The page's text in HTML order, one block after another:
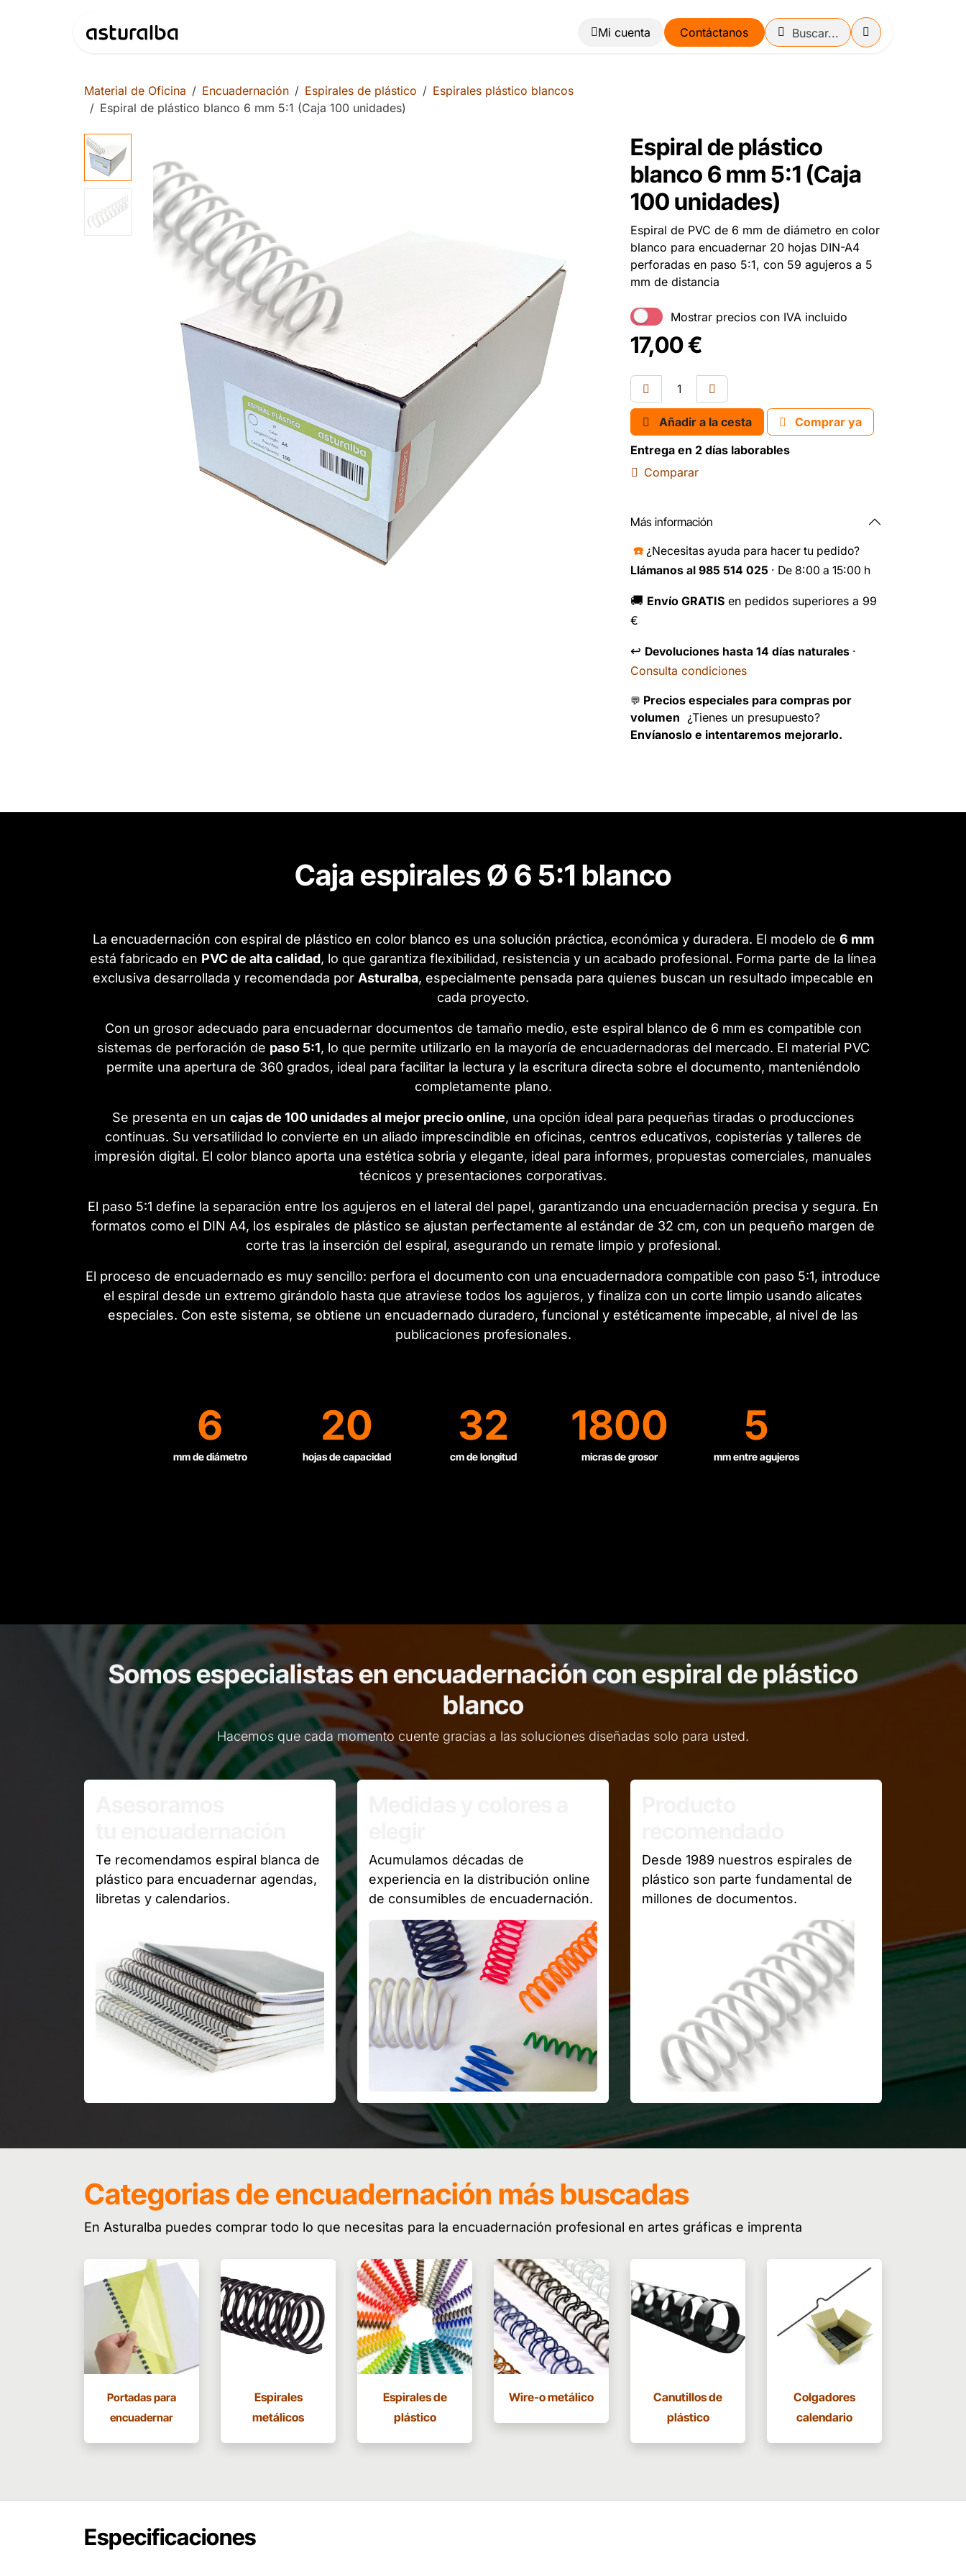
Blog Contáctanos
Material de Oficina Encuadernación Espirales de plástico
Espirales plástico blancos
Espiral de plástico blanco 6 mm 5:1 (Caja 100 unidades)
Espiral de plástico
blanco 6 mm 5:1 (Caja
100 unidades)
Espiral de PVC de 6 mm de diámetro en color
blanco para encuadernar 20 hojas DIN-A4
perforadas en paso 5:1, con 59 agujeros a 5
mm de distancia
Mostrar precios con IVA incluido
17,00€
Añadir a la cesta
Comprar ya
Entrega en 2 días laborables
Comparar
Más información
☎️ ¿Necesitas ayuda para hacer tu pedido?
Llámanos al 985 514 025 · De 8:00 a 15:00 h
🚚 Envío GRATIS en pedidos superiores a 99
€
↩️ Devoluciones hasta 14 días naturales ·
Consulta condiciones
💬 Precios especiales para compras por
volumen ¿Tienes un presupuesto?
Envíanoslo e intentaremos mejorarlo.
Caja espirales Ø 6 5:1 blanco
La encuadernación con espiral de plástico en color blanco es una solución práctica, económica y duradera. El modelo de 6 mm
está fabricado en PVC de alta calidad, lo que garantiza flexibilidad, resistencia y un acabado profesional. Forma parte de la línea
exclusiva desarrollada y recomendada por Asturalba, especialmente pensada para quienes buscan un resultado impecable en
cada proyecto.
Con un grosor adecuado para encuadernar documentos de tamaño medio, este espiral blanco de 6 mm es compatible con
sistemas de perforación de paso 5:1, lo que permite utilizarlo en la mayoría de encuadernadoras del mercado. El material PVC
permite una apertura de 360 grados, ideal para facilitar la lectura y la escritura directa sobre el documento, manteniéndolo
completamente plano.
Se presenta en un cajas de 100 unidades al mejor precio online, una opción ideal para pequeñas tiradas o producciones
continuas. Su versatilidad lo convierte en un aliado imprescindible en oficinas, centros educativos, copisterías y talleres de
impresión digital. El color blanco aporta una estética sobria y elegante, ideal para informes, propuestas comerciales, manuales
técnicos y presentaciones corporativas.
El paso 5:1 define la separación entre los agujeros en el lateral del papel, garantizando una encuadernación precisa y segura. En
formatos como el DIN A4, los espirales de plástico se ajustan perfectamente al estándar de 32 cm, con un pequeño margen de
corte tras la inserción del espiral, asegurando un remate limpio y profesional.
El proceso de encuadernado es muy sencillo: perfora el documento con una encuadernadora compatible con paso 5:1, introduce
el espiral desde un extremo girándolo hasta que atraviese todos los agujeros, y finaliza con un corte limpio usando alicates
especiales. Con este sistema, se obtiene un encuadernado duradero, funcional y estéticamente impecable, al nivel de las
publicaciones profesionales.
6
mm de diámetro
20
hojas de capacidad
32
cm de longitud
1800
micras de grosor
5
mm entre agujeros
Somos especialistas en encuadernación con espiral de plástico
blanco
Hacemos que cada momento cuente gracias a las soluciones diseñadas solo para usted.
Te recomendamos espiral blanca de
plástico para encuadernar agendas,
libretas y calendarios.
Acumulamos décadas de
experiencia en la distribución online
de consumibles de encuadernación.
Desde 1989 nuestros espirales de
plástico son parte fundamental de
millones de documentos.
Categorias de encuadernación más buscadas
En Asturalba puedes comprar todo lo que necesitas para la encuadernación profesional en artes gráficas e imprenta
Portadas para
encuadernar
Espirales
metálicos
Espirales de
plástico
Wire-o metálico
Canutillos de
plástico
Colgadores
calendario
Especificaciones